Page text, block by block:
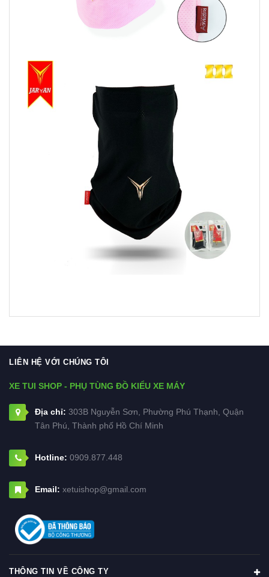
LIÊN HỆ VỚI CHÚNG TÔI
XE TUI SHOP - PHỤ TÙNG ĐỒ KIỂU XE MÁY
Địa chỉ: 303B Nguyễn Sơn, Phường Phú Thạnh, Quận
Tân Phú, Thành phố Hồ Chí Minh
Hotline: 0909.877.448
Email: xetuishop@gmail.com
THÔNG TIN VỀ CÔNG TY